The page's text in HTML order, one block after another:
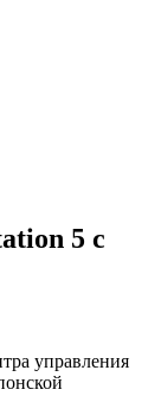
5 с
управления